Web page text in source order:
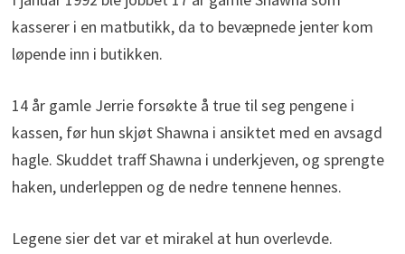
kasserer i en matbutikk, da to bevæpnede jenter kom
løpende inn i butikken.
14 år gamle Jerrie forsøkte å true til seg pengene i
kassen, før hun skjøt Shawna i ansiktet med en avsagd
hagle. Skuddet traff Shawna i underkjeven, og sprengte
haken, underleppen og de nedre tennene hennes.
Legene sier det var et mirakel at hun overlevde.